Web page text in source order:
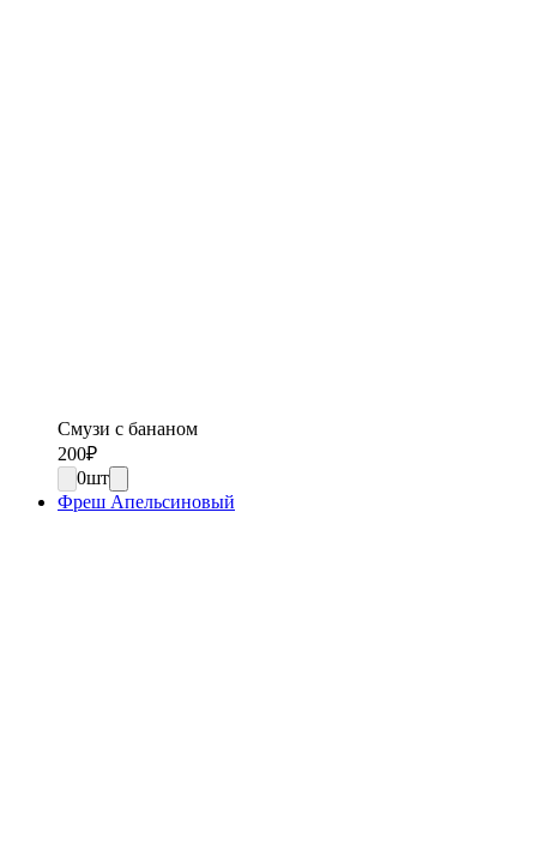
Смузи с бананом
200₽
0шт
Фреш Апельсиновый